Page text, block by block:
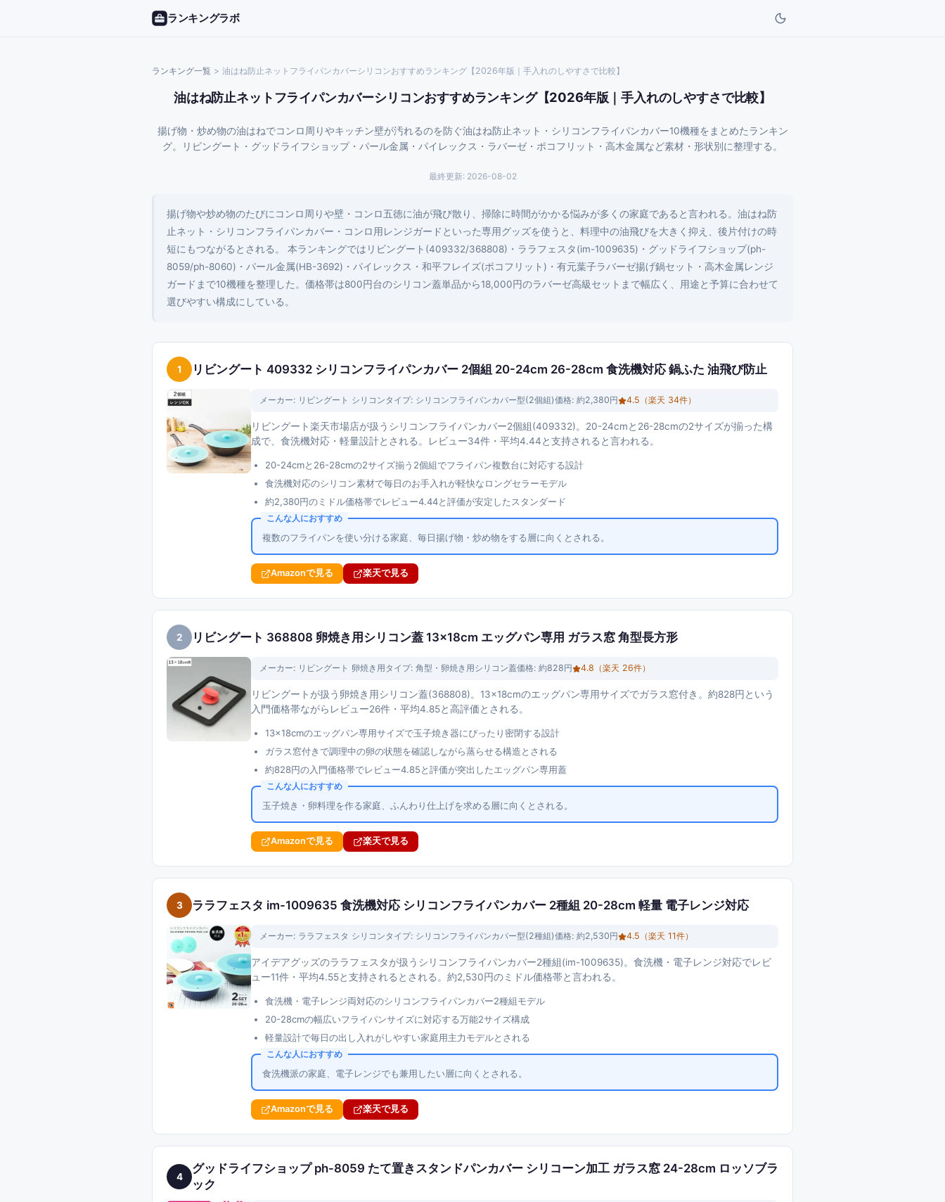
ランキングラボ
ランキング一覧 > 油はね防止ネットフライパンカバーシリコンおすすめランキング【2026年版｜手入れのしやすさで比較】
油はね防止ネットフライパンカバーシリコンおすすめランキング【2026年版｜手入れのしやすさで比較】
揚げ物・炒め物の油はねでコンロ周りやキッチン壁が汚れるのを防ぐ油はね防止ネット・シリコンフライパンカバー10機種をまとめたランキン
グ。リビングート・グッドライフショップ・パール金属・パイレックス・ラバーゼ・ポコフリット・高木金属など素材・形状別に整理する。
最終更新: 2026-08-02
揚げ物や炒め物のたびにコンロ周りや壁・コンロ五徳に油が飛び散り、掃除に時間がかかる悩みが多くの家庭であると言われる。油はね防
止ネット・シリコンフライパンカバー・コンロ用レンジガードといった専用グッズを使うと、料理中の油飛びを大きく抑え、後片付けの時
短にもつながるとされる。 本ランキングではリビングート(409332/368808)・ララフェスタ(im-1009635)・グッドライフショップ(ph-
8059/ph-8060)・パール金属(HB-3692)・パイレックス・和平フレイズ(ポコフリット)・有元葉子ラバーゼ揚げ鍋セット・高木金属レンジ
ガードまで10機種を整理した。価格帯は800円台のシリコン蓋単品から18,000円のラバーゼ高級セットまで幅広く、用途と予算に合わせて
選びやすい構成にしている。
1 リビングート 409332 シリコンフライパンカバー 2個組 20-24cm 26-28cm 食洗機対応 鍋ふた 油飛び防止
メーカー: リビングート シリコンタイプ: シリコンフライパンカバー型(2個組)価格: 約2,380円 4.5 （楽天 34件）
リビングート楽天市場店が扱うシリコンフライパンカバー2個組(409332)。20-24cmと26-28cmの2サイズが揃った構
成で、食洗機対応・軽量設計とされる。レビュー34件・平均4.44と支持されると言われる。
20-24cmと26-28cmの2サイズ揃う2個組でフライパン複数台に対応する設計
食洗機対応のシリコン素材で毎日のお手入れが軽快なロングセラーモデル
約2,380円のミドル価格帯でレビュー4.44と評価が安定したスタンダード
こんな人におすすめ
複数のフライパンを使い分ける家庭、毎日揚げ物・炒め物をする層に向くとされる。
Amazonで見る 楽天で見る
2 リビングート 368808 卵焼き用シリコン蓋 13×18cm エッグパン専用 ガラス窓 角型長方形
メーカー: リビングート 卵焼き用タイプ: 角型・卵焼き用シリコン蓋価格: 約828円 4.8 （楽天 26件）
リビングートが扱う卵焼き用シリコン蓋(368808)。13×18cmのエッグパン専用サイズでガラス窓付き。約828円という
入門価格帯ながらレビュー26件・平均4.85と高評価とされる。
13×18cmのエッグパン専用サイズで玉子焼き器にぴったり密閉する設計
ガラス窓付きで調理中の卵の状態を確認しながら蒸らせる構造とされる
約828円の入門価格帯でレビュー4.85と評価が突出したエッグパン専用蓋
こんな人におすすめ
玉子焼き・卵料理を作る家庭、ふんわり仕上げを求める層に向くとされる。
Amazonで見る 楽天で見る
3 ララフェスタ im-1009635 食洗機対応 シリコンフライパンカバー 2種組 20-28cm 軽量 電子レンジ対応
メーカー: ララフェスタ シリコンタイプ: シリコンフライパンカバー型(2種組)価格: 約2,530円 4.5 （楽天 11件）
アイデアグッズのララフェスタが扱うシリコンフライパンカバー2種組(im-1009635)。食洗機・電子レンジ対応でレビ
ュー11件・平均4.55と支持されるとされる。約2,530円のミドル価格帯と言われる。
食洗機・電子レンジ両対応のシリコンフライパンカバー2種組モデル
20-28cmの幅広いフライパンサイズに対応する万能2サイズ構成
軽量設計で毎日の出し入れがしやすい家庭用主力モデルとされる
こんな人におすすめ
食洗機派の家庭、電子レンジでも兼用したい層に向くとされる。
Amazonで見る 楽天で見る
4
グッドライフショップ ph-8059 たて置きスタンドパンカバー シリコーン加工 ガラス窓 24-28cm ロッソブラ
ック